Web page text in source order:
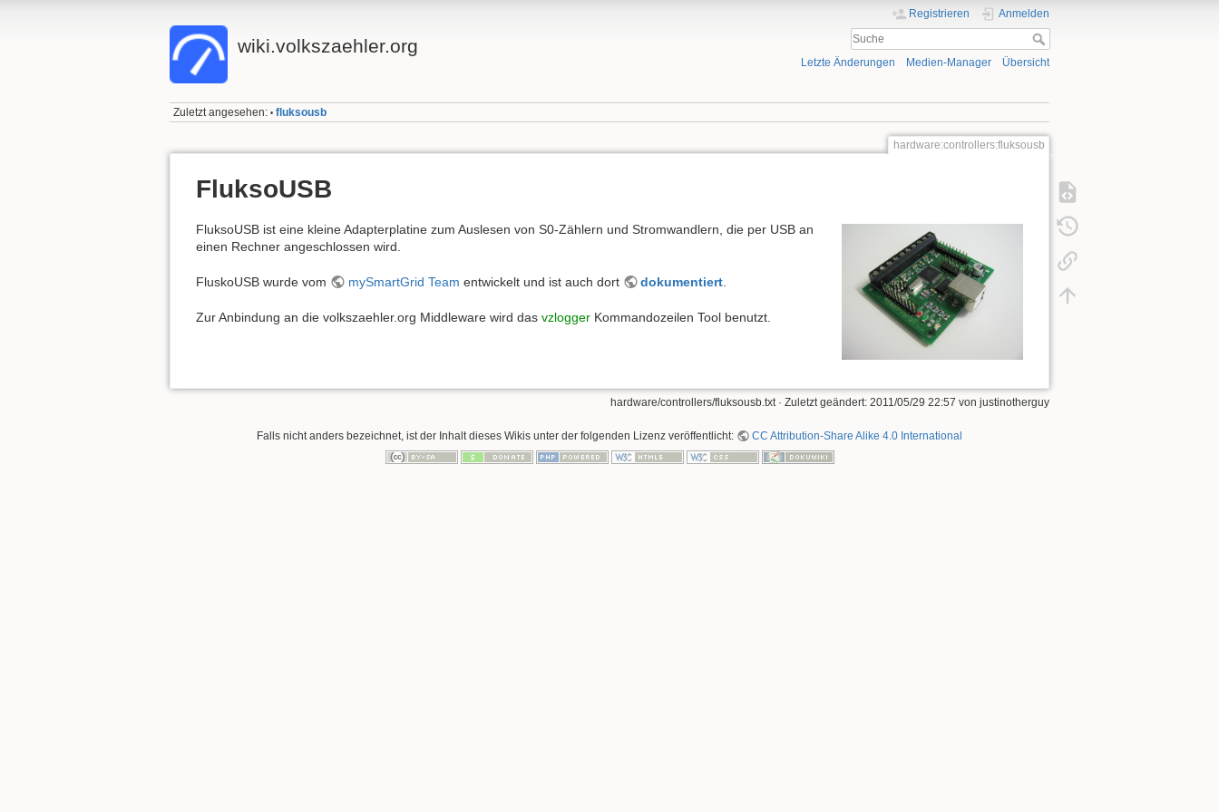
wiki.volkszaehler.org
Registrieren Anmelden
Letzte Änderungen Medien-Manager Übersicht
Zuletzt angesehen: • fluksousb
hardware:controllers:fluksousb
FluksoUSB
FluksoUSB ist eine kleine Adapterplatine zum Auslesen von S0-Zählern und Stromwandlern, die per USB an
einen Rechner angeschlossen wird.
FluskoUSB wurde vom mySmartGrid Team entwickelt und ist auch dort dokumentiert
Zur Anbindung an die volkszaehler.org Middleware wird das vzlogger Kommandozeilen Tool benutzt.
hardware/controllers/fluksousb.txt· Zuletzt geändert: 2011/05/29 22:57 von justinotherguy
Falls nicht anders bezeichnet, ist der Inhalt dieses Wikis unter der folgenden Lizenz veröffentlicht: CC Attribution-Share Alike 4.0 International